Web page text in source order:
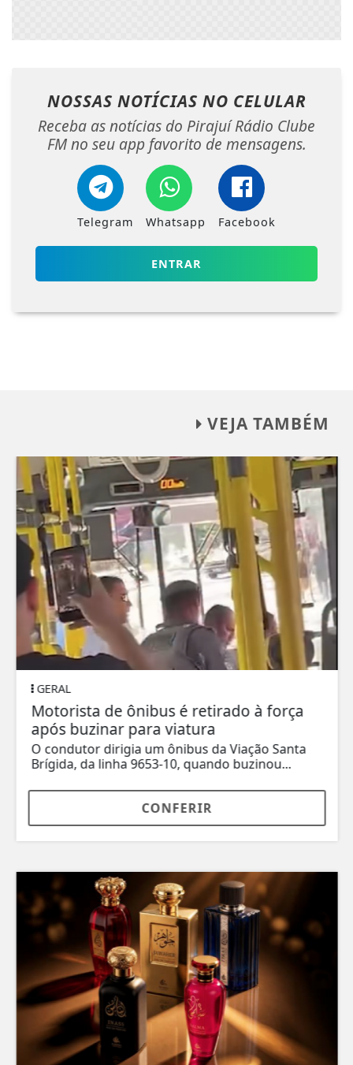
NOSSAS NOTÍCIAS NO CELULAR
Receba as notícias do Pirajuí Rádio Clube
FM no seu app favorito de mensagens.
Telegram Whatsapp Facebook
ENTRAR
VEJA TAMBÉM
GERAL
Motorista de ônibus é retirado à força
após buzinar para viatura
O condutor dirigia um ônibus da Viação Santa
Brígida, da linha 9653-10, quando buzinou...
CONFERIR